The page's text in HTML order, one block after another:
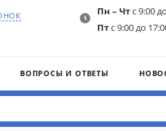
Пн – Чтс 9:00
Птс 9:00 до
ВОПРОСЫ И ОТВЕТЫ